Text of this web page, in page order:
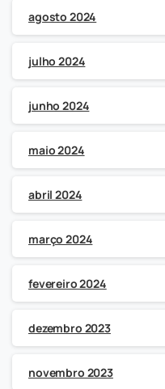
agosto 2024
julho 2024
junho 2024
maio 2024
abril 2024
março 2024
fevereiro 2024
dezembro 2023
novembro 2023